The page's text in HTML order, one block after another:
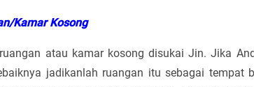
Kamar Kosong
atau kamar kosong disukai Jin. Jika
jadikanlah ruangan itu sebagai tempat